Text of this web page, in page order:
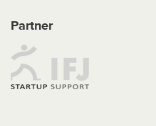
Partner